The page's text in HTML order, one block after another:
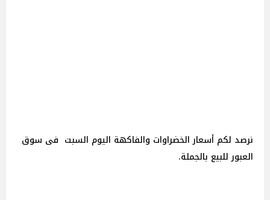
نرصد لكم أسعار الخضراوات والفاكهة اليوم السبت فى سوق
العبور للبيع بالجملة.